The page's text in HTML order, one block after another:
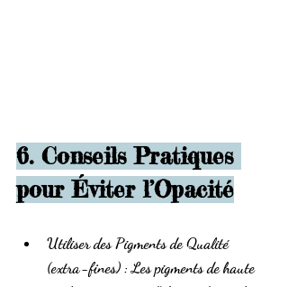
6. Conseils Pratiques
pour Éviter l’Opacité
Utiliser des Pigments de Qualité
(extra-fines) : Les pigments de haute